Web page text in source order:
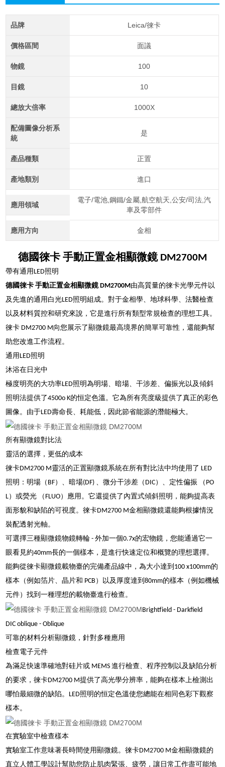
品牌 Leica/徠卡
價格區間 面議
物鏡 100
目鏡 10
總放大倍率 1000X
配備圖像分析系
統
是
產品種類 正置
產地類別 進口
應用領域
電子/電池,鋼鐵/金屬,航空航天,公安/司法,汽
車及零部件
應用方向 金相
德國徠卡 手動正置金相顯微鏡 DM2700M
帶有通用LED照明
德國徠卡 手動正置金相顯微鏡 DM2700M由高質量的徠卡光學元件以
及先進的通用白光LED照明組成。對于金相學、地球科學、法醫檢查
以及材料質控和研究來說，它是進行所有類型常規檢查的理想工具。
徠卡 DM2700 M向您展示了顯微鏡最高境界的簡單可靠性，還能夠幫
助您改進工作流程。
通用LED照明
沐浴在日光中
極度明亮的大功率LED照明為明場、暗場、干涉差、偏振光以及傾斜
照明法提供了4500o K的恒定色溫。它為所有亮度級提供了真正的彩色
圖像。由于LED壽命長、耗能低，因此節省能源的潛能極大。
所有顯微鏡對比法
靈活的選擇，更低的成本
徠卡DM2700 M靈活的正置顯微鏡系統在所有對比法中均使用了 LED
照明：明場（BF）、暗場(DF) 、微分干涉差（DIC）、定性偏振 （PO
L）或熒光 （FLUO）應用。它還提供了內置式傾斜照明，能夠提高表
面形貌和缺陷的可視度。徠卡DM2700 M金相顯微鏡還能夠根據情況
裝配透射光軸。
可選擇三種顯微鏡物鏡轉輪 - 外加一個0.7x的宏物鏡，您能通過它一
眼看見約40mm長的一個樣本，是進行快速定位和概覽的理想選擇。
能夠從徠卡顯微鏡載物臺的完備產品線中，為大小達到100 x100mm的
樣本（例如箔片、晶片和 PCB）以及厚度達到80mm的樣本（例如機械
元件）找到一種理想的載物臺進行檢查。
Brightfield - Darkfield
DIC oblique - Oblique
可靠的材料分析顯微鏡，針對多種應用
檢查電子元件
為滿足快速準確地對硅片或 MEMS 進行檢查、程序控制以及缺陷分析
的要求，徠卡DM2700 M提供了高光學分辨率，能夠在樣本上檢測出
哪怕最細微的缺陷。LED照明的恒定色溫使您總能在相同色彩下觀察
樣本。
在實驗室中檢查樣本
實驗室工作意味著長時間使用顯微鏡。徠卡DM2700 M金相顯微鏡的
直立人體工學設計幫助您防止肌肉緊張、疲勞，讓日常工作盡可能地